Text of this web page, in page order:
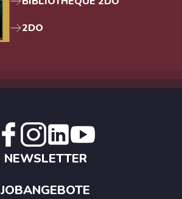
2DO
NEWSLETTER
JOBANGEBOTE